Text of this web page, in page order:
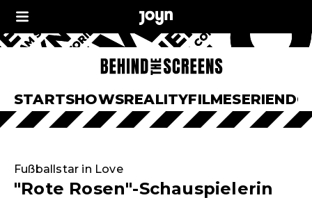
STARTSHOWSREALITYFILMESERIEN
Fußballstar in Love
"Rote Rosen"-Schauspielerin